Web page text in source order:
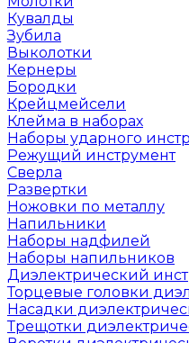
Кувалды
Зубила
Выколотки
Кернеры
Бородки
Крейцмейсели
Клейма в наборах
Наборы ударного
Режущий инструмент
Сверла
Развертки
Ножовки по металлу
Напильники
Наборы надфилей
Наборы напильников
Диэлектрический
Торцевые головки
Насадки
Трещотки